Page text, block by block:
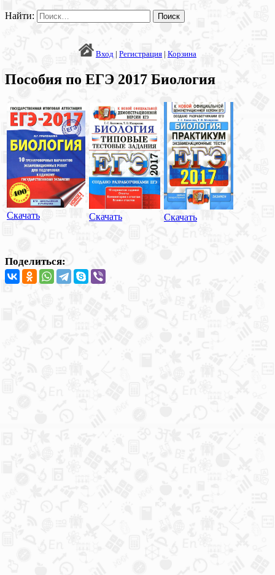
Найти:
Вход | Регистрация | Корзина
Пособия по ЕГЭ 2017 Биология
Скачать Скачать Скачать
Поделиться: